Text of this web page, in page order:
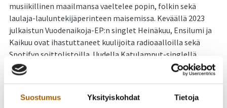
Suostumus Yksityiskohdat Tietoja
musiikillinen maailmansa vaeltelee popin, folkin sekä
laulaja-lauluntekijäperinteen maisemissa. Keväällä 2023
julkaistun Vuodenaikoja-EP:n singlet Heinäkuu, Ensilumi ja
Kaikuu ovat ihastuttaneet kuulijoita radioaalloilla sekä
Spotifyn soittolistoilla. Uudella Katulamput-singlellä
Eereka näyttää itsestään uusia puolia
laulunkirjoittajana. Eerekan vahvuuksiksi on kuvattu vahvaa
tarinankerrontaa: "Eerekalla on voima koskettaa laulullaan